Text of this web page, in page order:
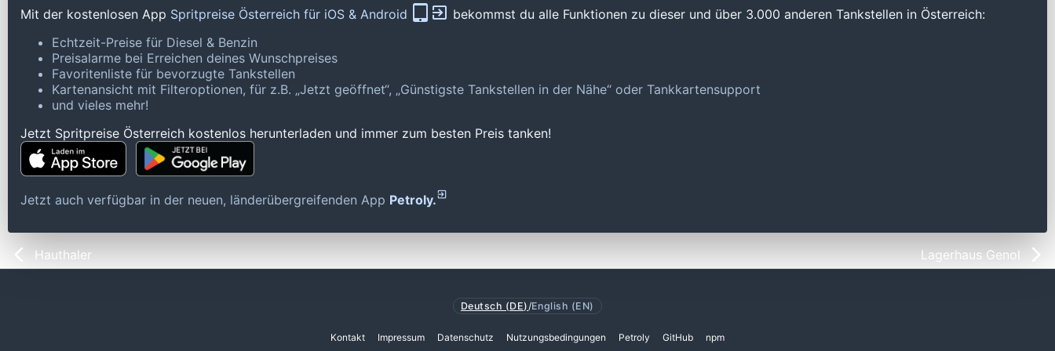
Mit der kostenlosen App Spritpreise Österreich für iOS & Android
bekommst du alle Funktionen zu dieser und über 3.000 anderen Tankstellen in Österreich:
Echtzeit-Preise für Diesel & Benzin
Preisalarme bei Erreichen deines Wunschpreises
Favoritenliste für bevorzugte Tankstellen
Kartenansicht mit Filteroptionen, für z.B. „Jetzt geöffnet“, „Günstigste Tankstellen in der Nähe“ oder Tankkartensupport
und vieles mehr!
Jetzt Spritpreise Österreich kostenlos herunterladen und immer zum besten Preis tanken!
Jetzt auch verfügbar in der neuen, länderübergreifenden App Petroly.
Hauthaler Lagerhaus Genol
Deutsch (DE) /English (EN)
Kontakt Impressum Datenschutz Nutzungsbedingungen Petroly GitHub npm